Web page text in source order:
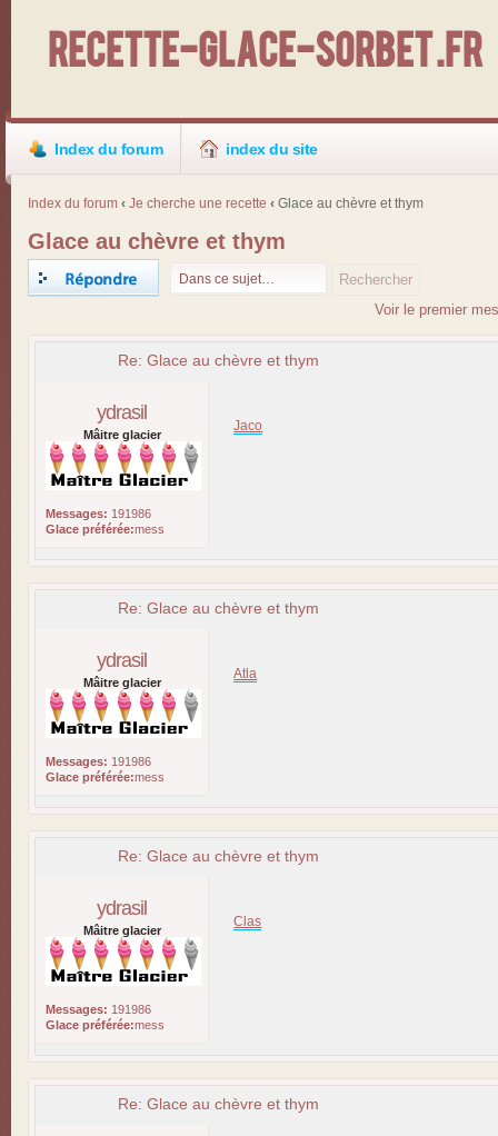
Recette-Glace-Sorbet .fr
Index du forum index du site
Index du forum ‹ Je cherche une recette ‹ Glace au chèvre et thym
Glace au chèvre et thym
Voir le premier
Re: Glace au chèvre et thym
ydrasil
Mâitre glacier
Messages: 191986
Glace préférée:mess
Jaco
Re: Glace au chèvre et thym
ydrasil
Mâitre glacier
Messages: 191986
Glace préférée:mess
Atla
Re: Glace au chèvre et thym
ydrasil
Mâitre glacier
Messages: 191986
Glace préférée:mess
Clas
Re: Glace au chèvre et thym